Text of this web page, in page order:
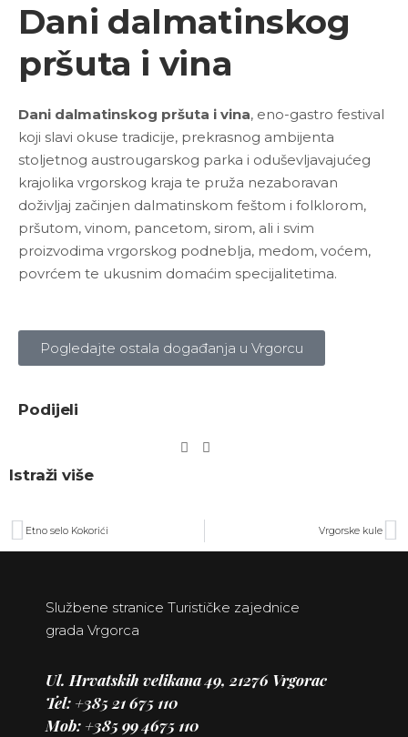
Dani dalmatinskog
pršuta i vina
Dani dalmatinskog pršuta i vina, eno-gastro festival
koji slavi okuse tradicije, prekrasnog ambijenta
stoljetnog austrougarskog parka i oduševljavajućeg
krajolika vrgorskog kraja te pruža nezaboravan
doživljaj začinjen dalmatinskom feštom i folklorom,
pršutom, vinom, pancetom, sirom, ali i svim
proizvodima vrgorskog podneblja, medom, voćem,
povrćem te ukusnim domaćim specijalitetima.
Pogledajte ostala događanja u Vrgorcu
Podijeli
Istraži više
Etno selo Kokorići Vrgorske kule
Službene stranice Turističke zajednice
grada Vrgorca
Ul. Hrvatskih velikana 49, 21276 Vrgorac
Tel: +385 21675 110
Mob: +385 99 4675 110